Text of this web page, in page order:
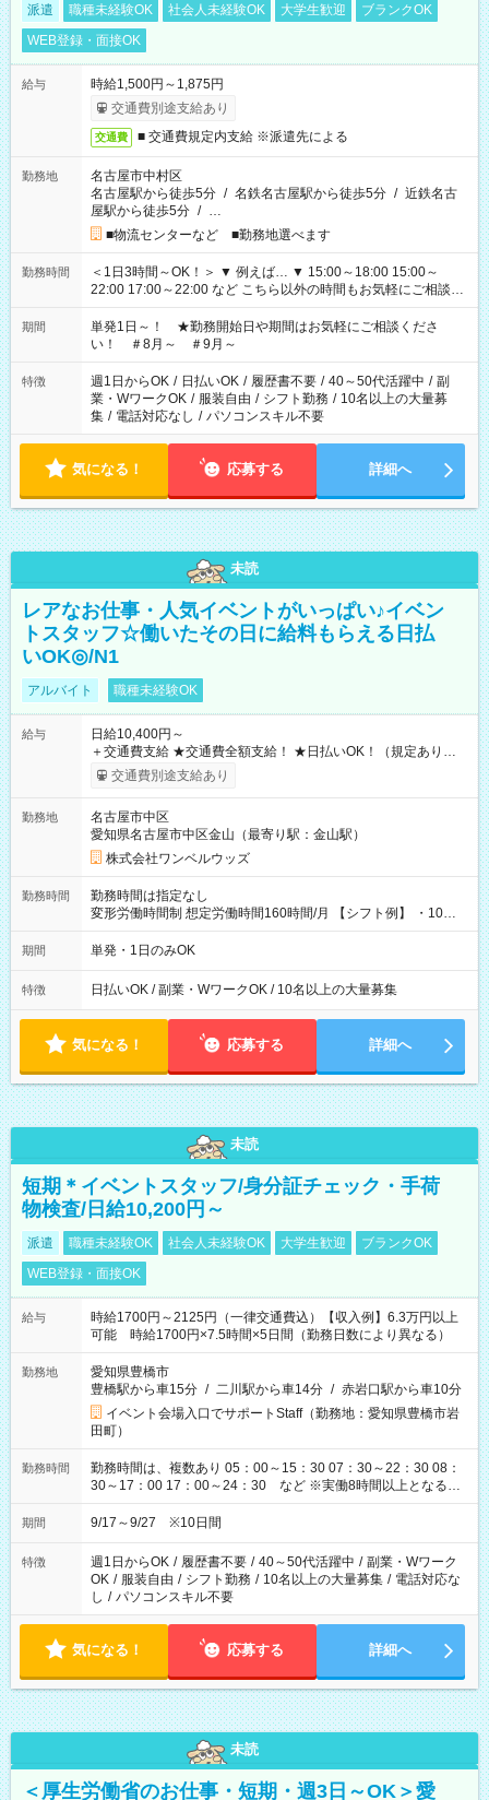
派遣 職種未経験OK 社会人未経験OK 大学生歓迎
ブランクOK
WEB登録・面接OK
給与
時給1,500円～1,875円
交通費別途支給あり
交通費 ■ 交通費規定内支給 ※派遣先による
勤務地
名古屋市中村区
名古屋駅から徒歩5分 / 名鉄名古屋駅から徒歩5分 / 近鉄名古
屋駅から徒歩5分 / …
■物流センターなど ■勤務地選べます
勤務時間
＜1日3時間～OK！＞ ▼ 例えば… ▼ 15:00～18:00 15:00～
22:00 17:00～22:00 など こちら以外の時間もお気軽にご相談く
ださい！
期間
単発1日～！ ★勤務開始日や期間はお気軽にご相談くださ
い！ ＃8月～ ＃9月～
特徴 週1日からOK / 日払いOK / 履歴書不要 / 40～50代活躍中 / 副
業・WワークOK / 服装自由 / シフト勤務 / 10名以上の大量募
集 / 電話対応なし / パソコンスキル不要
気になる！ 応募する 詳細へ
未読
レアなお仕事・人気イベントがいっぱい♪イベン
トスタッフ☆働いたその日に給料もらえる日払
いOK◎/N1
アルバイト 職種未経験OK
給与
日給10,400円～
＋交通費支給 ★交通費全額支給！ ★日払いOK！（規定あり） ┗
働いたその日に現金GET♪ お仕事後はコンビニATMから 日払
交通費別途支給あり
勤務地
名古屋市中区
愛知県名古屋市中区金山（最寄り駅：金山駅）
株式会社ワンベルウッズ
勤務時間
勤務時間は指定なし
変形労働時間制 想定労働時間160時間/月 【シフト例】 ・10：
00～20：00
期間 単発・1日のみOK
特徴 日払いOK / 副業・WワークOK / 10名以上の大量募集
気になる！ 応募する 詳細へ
未読
短期＊イベントスタッフ/身分証チェック・手荷
物検査/日給10,200円～
派遣 職種未経験OK 社会人未経験OK 大学生歓迎
ブランクOK
WEB登録・面接OK
給与
時給1700円～2125円（一律交通費込）【収入例】6.3万円以上
可能 時給1700円×7.5時間×5日間（勤務日数により異なる）
勤務地
愛知県豊橋市
豊橋駅から車15分 / 二川駅から車14分 / 赤岩口駅から車10分
イベント会場入口でサポートStaff（勤務地：愛知県豊橋市岩
田町）
勤務時間
勤務時間は、複数あり 05：00～15：30 07：30～22：30 08：
30～17：00 17：00～24：30 など ※実働8時間以上となる勤
務もあります。 【休憩】60分+他休憩あり 交替で取得します。
安全面に配慮しこまめな休憩があります。
期間 9/17～9/27 ※10日間
特徴 週1日からOK / 履歴書不要 / 40～50代活躍中 / 副業・Wワーク
OK / 服装自由 / シフト勤務 / 10名以上の大量募集 / 電話対応な
し / パソコンスキル不要
気になる！ 応募する 詳細へ
未読
＜厚生労働省のお仕事・短期・週3日～OK＞愛